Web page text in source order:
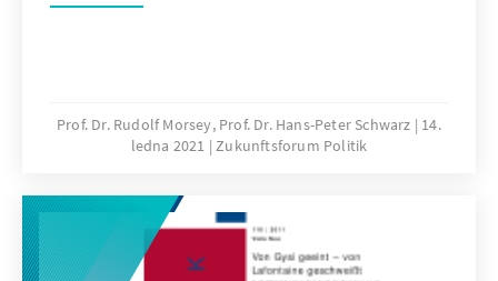
Prof. Dr. Rudolf Morsey, Prof. Dr. Hans-Peter Schwarz
14.
ledna 2021
Zukunftsforum Politik